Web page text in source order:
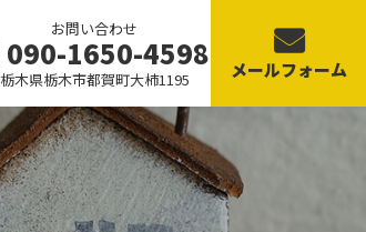
お問い合わせ
090-1650-4598
栃木県栃木市都賀町大柿1195 メールフォーム